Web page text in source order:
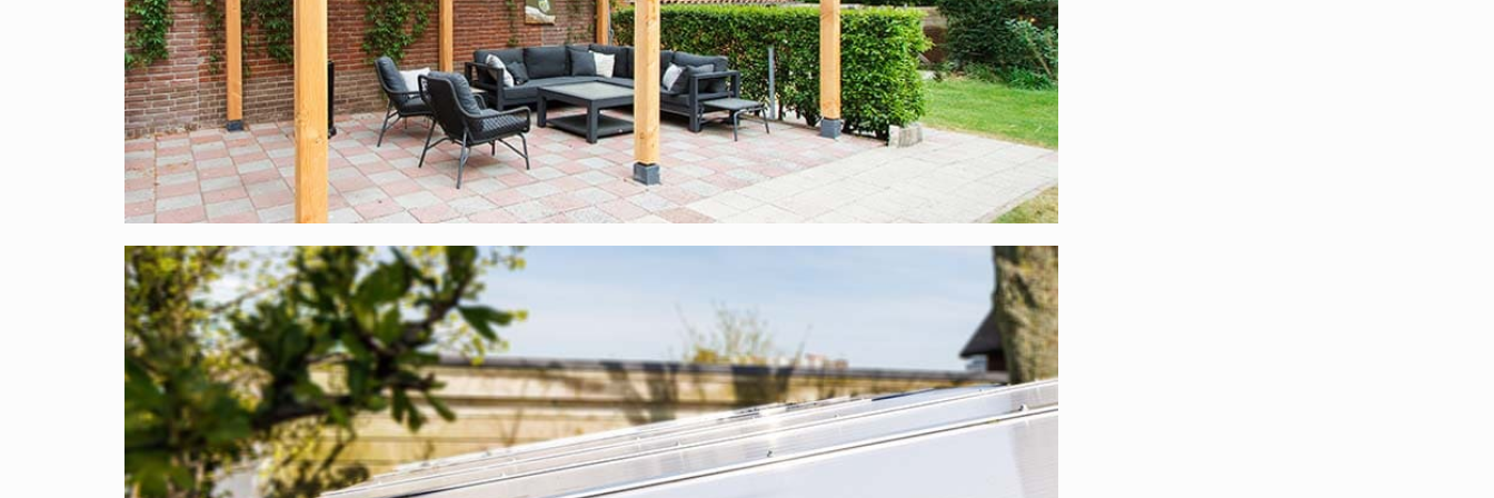
55 % des Lichts durch, also viel mehr, als Sie vermutlich denken.
Woraus besteht dieses Komplettdach aus Polycarbonat-Stegplatten?
Bei XXL Direct finden Sie professionelle Qualität zu einem sehr attraktiven Preis. Unsere Materialien wurden sorgfältig
ausgewählt und stammen ausschließlich aus Europa. Des Weiteren erhalten Sie10 Jahre Garantieauf das komplette Dach.
Das Dach istUV- und hagelbeständig.
Hierunter finden Sie eine Auflistung aller Artikel, die zu diesem Komplettdach gehören:
Polycarbonat X-Wall-Stegplatten 16 mm: Entsprechen vollständig der Bauverordnung und verfügen über eine CE-
Kennzeichnung;
Aluminium- Oberprofile: Mit diesen Profilen werden die Polycarbonatplatten auf der Unterkonstruktion
festgeklemmt;
EPDM- Abdichtungsstreifen: Speziell bei uns hergestellter EPDM-Streifen, der dank seiner Zusammensetzung die
Polycarbonatplatten nicht angreifen kann. Unsere EPDM-Streifen halten viele Jahrzehnte lang;
EPDM-Unterleggummi: Speziell bei uns hergestellter EPDM-Unterleggummi, der dank seiner Zusammensetzung die
Polycarbonatplatten nicht angreifen kann. Unsere EPDM-Unterleggummis halten viele Jahrzehnte lang;
Selbstbohrende Holzschrauben: Verzinkte Holzschraube mit Neopren-Ring;
Aluminium-Endstück: Dient als Abschluss, aber auch, um die Stegplatten an ihrem Platz zu halten;